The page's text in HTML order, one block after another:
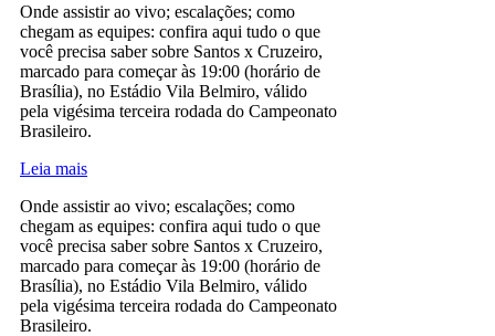
Onde assistir ao vivo; escalações; como
chegam as equipes: confira aqui tudo o que
você precisa saber sobre Santos x Cruzeiro,
marcado para começar às 19:00 (horário de
Brasília), no Estádio Vila Belmiro, válido
pela vigésima terceira rodada do Campeonato
Brasileiro.
Leia mais
Onde assistir ao vivo; escalações; como
chegam as equipes: confira aqui tudo o que
você precisa saber sobre Santos x Cruzeiro,
marcado para começar às 19:00 (horário de
Brasília), no Estádio Vila Belmiro, válido
pela vigésima terceira rodada do Campeonato
Brasileiro.